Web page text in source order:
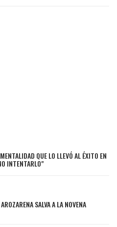
QUE LO LLEVÓ AL ÉXITO EN
INTENTARLO"
SALVA A LA NOVENA